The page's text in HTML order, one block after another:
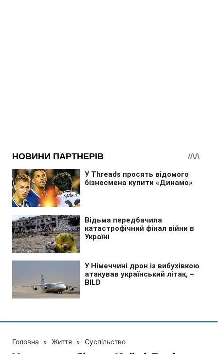
Головна » Життя » Суспільство